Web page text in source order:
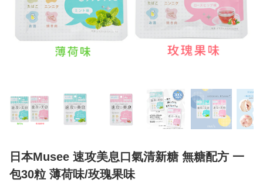
日本Musee 速攻美息口氣清新糖 無糖配方 一
包30粒 薄荷味/玫瑰果味